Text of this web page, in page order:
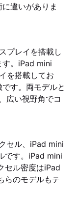
違いがありま
プレイを搭載し
す。iPad mini
を搭載してお
す。両モデルと
広い視野角でコ
セル、iPad mini
です。iPad mini
セル密度はiPad
らのモデルもテ